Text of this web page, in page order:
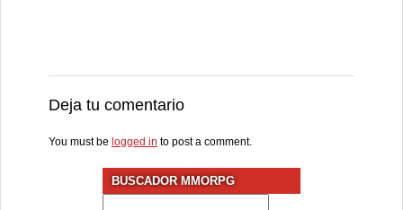
Deja tu comentario
You must be logged in to post a comment.
BUSCADOR MMORPG